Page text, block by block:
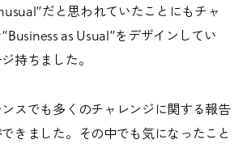
だと思われていたことにもチャ
as Usual”をデザインしてい
持ちました。
スでも多くのチャレンジに関する報告
きました。その中でも気になったこと